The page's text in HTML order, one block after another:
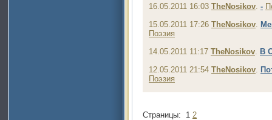
16.05.2011 16:03 TheNosikov. -
15.05.2011 17:26 TheNosikov.
Поэзия
14.05.2011 11:17 TheNosikov. В
12.05.2011 21:54 TheNosikov.
Поэзия
Страницы: 1 2